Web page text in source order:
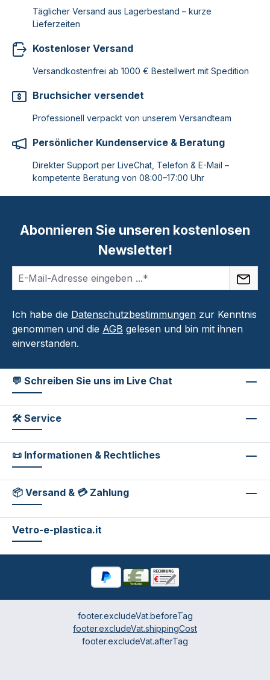
Täglicher Versand aus Lagerbestand – kurze
Lieferzeiten
Kostenloser Versand
Versandkostenfrei ab 1000 € Bestellwert mit Spedition
Bruchsicher versendet
Professionell verpackt von unserem Versandteam
Persönlicher Kundenservice & Beratung
Direkter Support per LiveChat, Telefon & E-Mail –
kompetente Beratung von 08:00–17:00 Uhr
Abonnieren Sie unseren kostenlosen
Newsletter!
Ich habe die Datenschutzbestimmungen zur Kenntnis
genommen und die AGB gelesen und bin mit ihnen
einverstanden.
💬 Schreiben Sie uns im Live Chat
🛠 Service
📜 Informationen & Rechtliches
📦 Versand & 💳 Zahlung
Vetro-e-plastica.it
footer.excludeVat.beforeTag
footer.excludeVat.shippingCost
footer.excludeVat.afterTag